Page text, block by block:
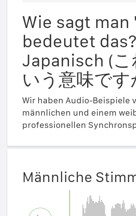
Wie sagt man
bedeutet
Japanisch (こ
いう意味です
Wir haben Audio-Beispiele
männlichen und einem
professionellen
Männliche